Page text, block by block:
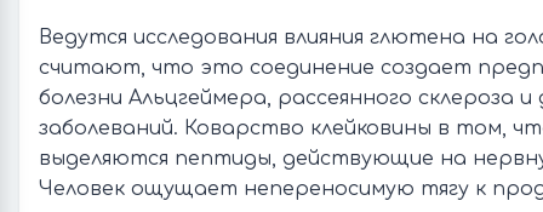
Ведутся исследования влияния глютена на
считают, что это соединение создает
болезни Альцгеймера, рассеянного склероза и
заболеваний. Коварство клейковины в том,
выделяются пептиды, действующие на
Человек ощущает непереносимую тягу к